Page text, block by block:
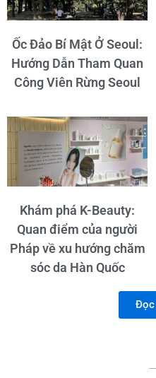
Ốc Đảo Bí Mật Ở Seoul:
Hướng Dẫn Tham Quan
Công Viên Rừng Seoul
Khám phá K-Beauty:
Quan điểm của người
Pháp về xu hướng chăm
sóc da Hàn Quốc
Đọc